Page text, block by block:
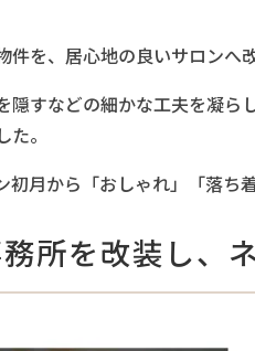
件を、居心地の良いサロンへ改
隠すなどの細かな工夫を凝ら
た。
初月から「おしゃれ」「落ち
所を改装し、